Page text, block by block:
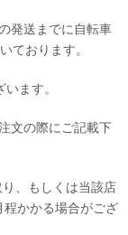
発送までに自転車
ております。
ます。
文の際にご記載下
、もしくは当該店
かかる場合がござ